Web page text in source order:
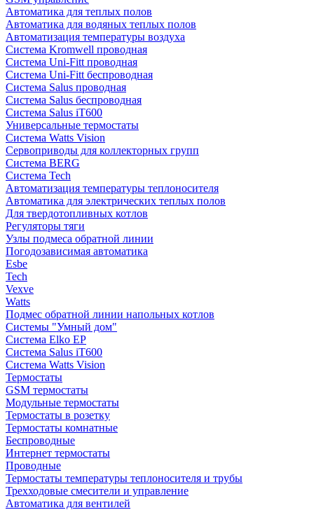
Автоматика для теплых полов
Автоматика для водяных теплых полов
Автоматизация температуры воздуха
Система Kromwell проводная
Система Uni-Fitt проводная
Система Uni-Fitt беспроводная
Система Salus проводная
Система Salus беспроводная
Система Salus iT600
Универсальные термостаты
Система Watts Vision
Сервоприводы для коллекторных групп
Система BERG
Система Tech
Автоматизация температуры теплоносителя
Автоматика для электрических теплых полов
Для твердотопливных котлов
Регуляторы тяги
Узлы подмеса обратной линии
Погодозависимая автоматика
Esbe
Tech
Vexve
Watts
Подмес обратной линии напольных котлов
Системы "Умный дом"
Система Elko EP
Система Salus iT600
Система Watts Vision
Термостаты
GSM термостаты
Модульные термостаты
Термостаты в розетку
Термостаты комнатные
Беспроводные
Интернет термостаты
Проводные
Термостаты температуры теплоносителя и трубы
Трехходовые смесители и управление
Автоматика для вентилей